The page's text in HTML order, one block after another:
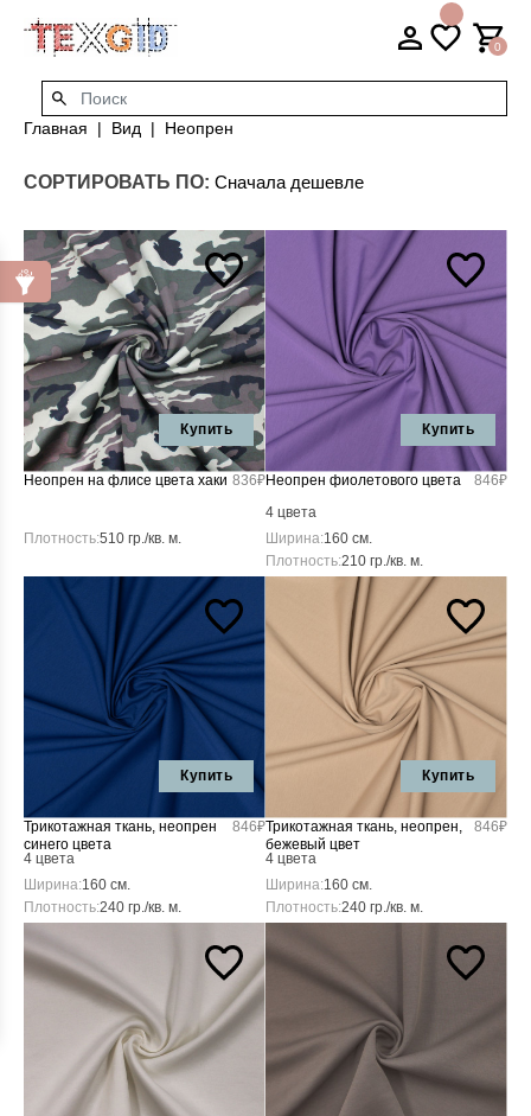
0
Главная Вид Неопрен
СОРТИРОВАТЬ ПО:
Купить
Неопрен на флисе цвета хаки 836₽
Плотность:510 гр./кв. м.
Купить
Неопрен фиолетового цвета
4 цвета
846₽
Ширина:160 см.
Плотность:210 гр./кв. м.
Купить
Трикотажная ткань, неопрен
синего цвета
4 цвета
846₽
Ширина:160 см.
Плотность:240 гр./кв. м.
Купить
Трикотажная ткань, неопрен,
бежевый цвет
4 цвета
846₽
Ширина:160 см.
Плотность:240 гр./кв. м.